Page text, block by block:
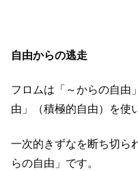
自由からの逃走
フロムは「～からの自由
由」（積極的自由）を使
一次的きずなを断ち切ら
らの自由」です。